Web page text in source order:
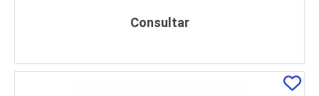
Consultar